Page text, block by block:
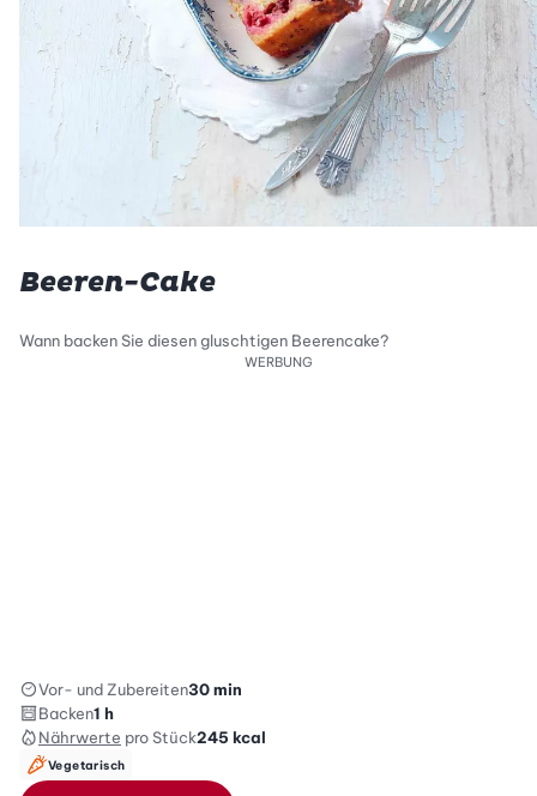
Beeren-Cake
Wann backen Sie diesen gluschtigen Beerencake?
WERBUNG
Vor- und Zubereiten30 min
Backen1 h
Nährwerte pro Stück245 kcal
Vegetarisch